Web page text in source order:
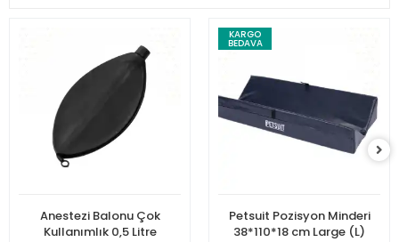
Anestezi Balonu Çok
Kullanımlık 0,5 Litre
KARGO
BEDAVA
Petsuit Pozisyon Minderi
38*110*18 cm Large (L)